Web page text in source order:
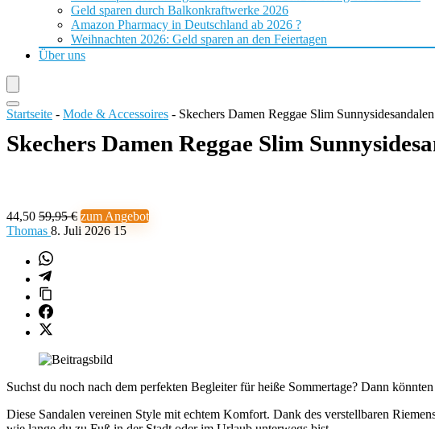
Geld sparen durch Balkonkraftwerke 2026
Amazon Pharmacy in Deutschland ab 2026 ?
Weihnachten 2026: Geld sparen an den Feiertagen
Über uns
Startseite - Mode & Accessoires - Skechers Damen Reggae Slim
Skechers Damen Reggae Slim
44,50 59,95 € zum Angebot
Thomas 8. Juli 2026 15
Suchst du noch nach dem perfekten Begleiter für heiße Sommertage? Dann
Diese Sandalen vereinen Style mit echtem Komfort. Dank des verstellbaren